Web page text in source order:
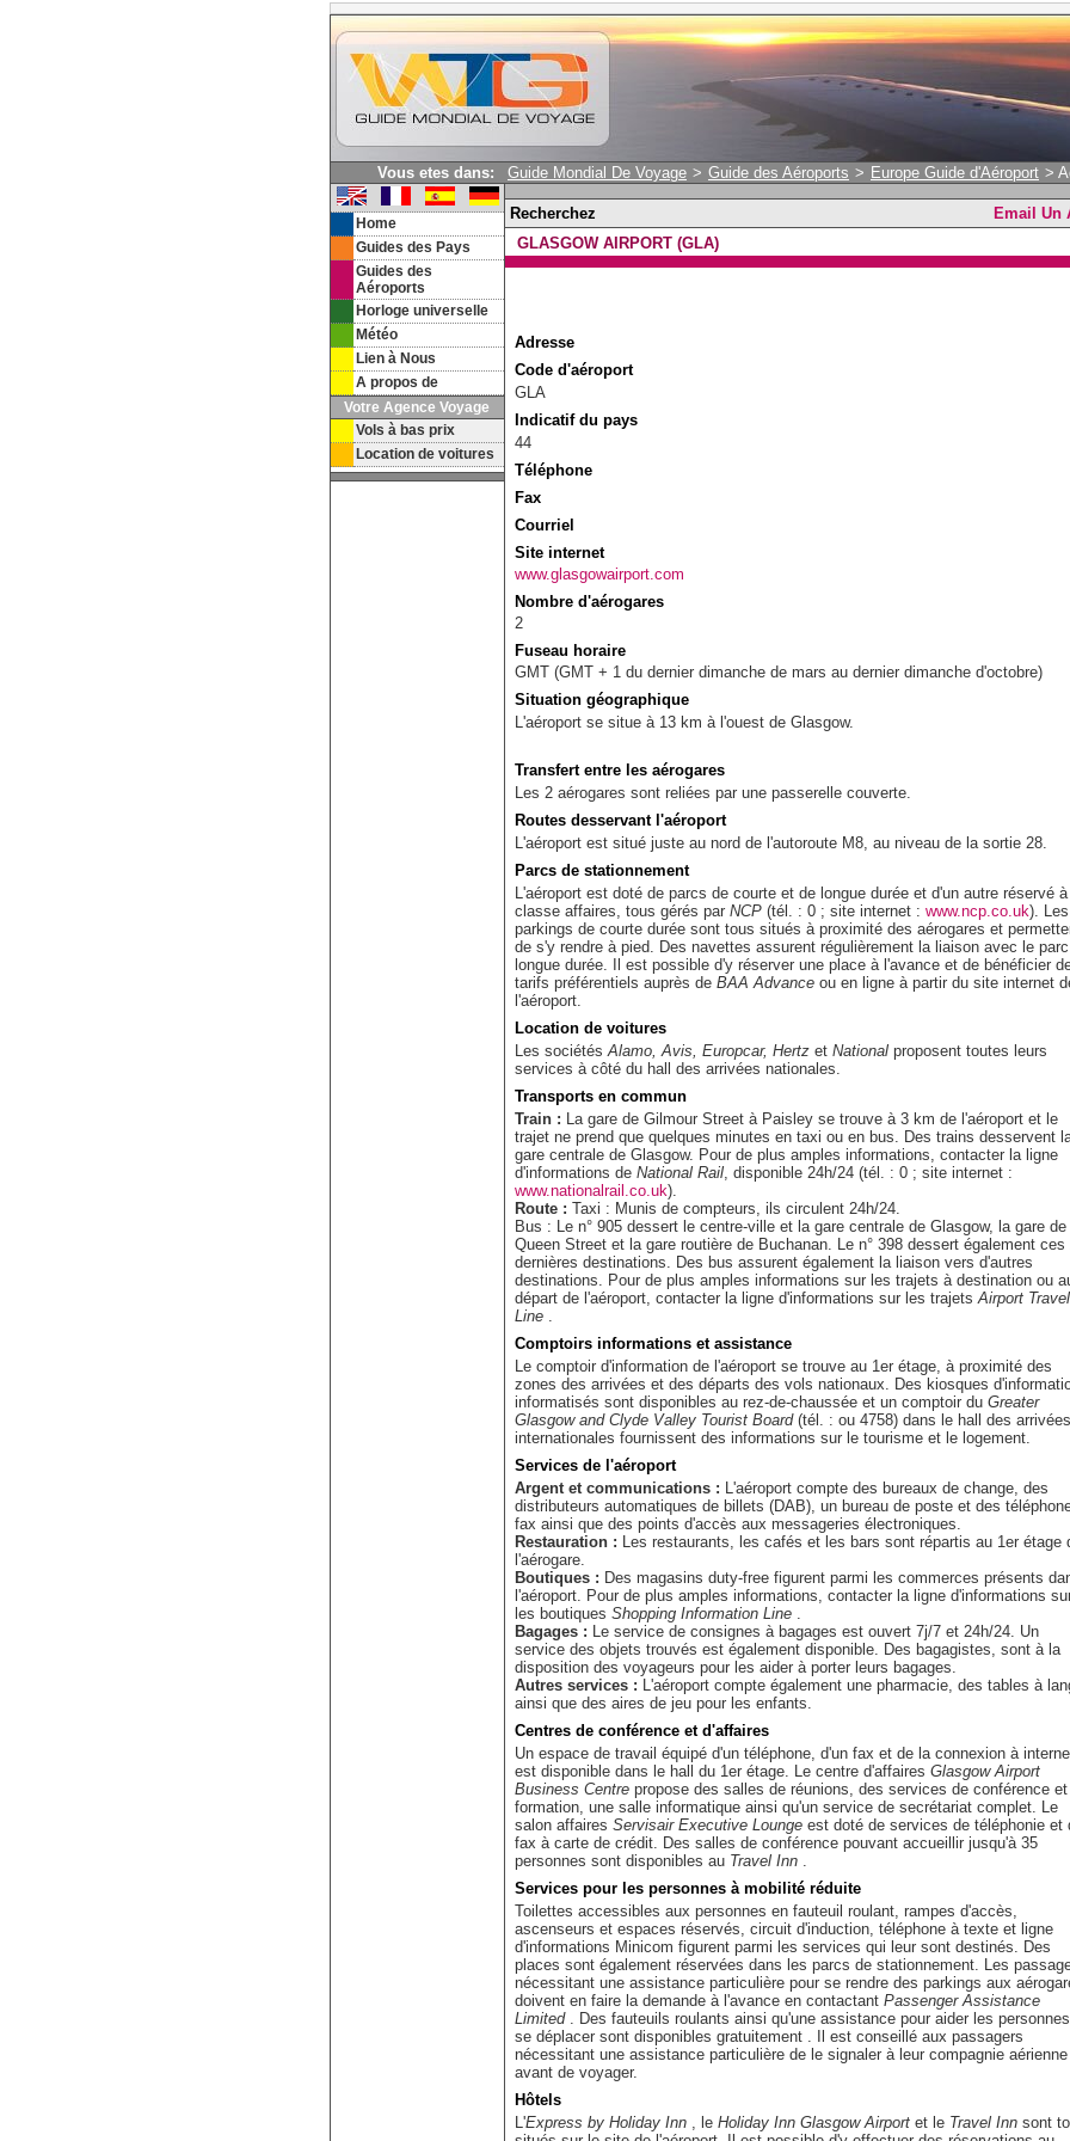
Vous etes dans: Guide Mondial De Voyage > Guide des Aéroports > Europe Guide d'Aéroport >
Home
Guides des Pays
Guides des
Aéroports
Horloge universelle
Météo
Lien à Nous
A propos de
Votre Agence Voyage
Vols à bas prix
Location de voitures
Recherchez
Email Un
GLASGOW AIRPORT (GLA)
Adresse
Code d'aéroport
GLA
Indicatif du pays
44
Téléphone
Fax
Courriel
Site internet
www.glasgowairport.com
Nombre d'aérogares
2
Fuseau horaire
GMT (GMT + 1 du dernier dimanche de mars au dernier dimanche d'octobre)
Situation géographique
L'aéroport se situe à 13 km à l'ouest de Glasgow.
Transfert entre les aérogares
Les 2 aérogares sont reliées par une passerelle couverte.
Routes desservant l'aéroport
L'aéroport est situé juste au nord de l'autoroute M8, au niveau de la sortie 28.
Parcs de stationnement
L'aéroport est doté de parcs de courte et de longue durée et d'un autre réservé
classe affaires, tous gérés par NCP (tél. : 0 ; site internet : www.ncp.co.uk). Les
parkings de courte durée sont tous situés à proximité des aérogares et
de s'y rendre à pied. Des navettes assurent régulièrement la liaison avec le
longue durée. Il est possible d'y réserver une place à l'avance et de bénéficier
tarifs préférentiels auprès de BAA Advance ou en ligne à partir du site internet
l'aéroport.
Location de voitures
Les sociétésAlamo, Avis, Europcar, Hertz et National proposent toutes leurs
services à côté du hall des arrivées nationales.
Transports en commun
Train : La gare de Gilmour Street à Paisley se trouve à 3 km de l'aéroport et le
trajet ne prend que quelques minutes en taxi ou en bus. Des trains desservent
gare centrale de Glasgow. Pour de plus amples informations, contacter la ligne
d'informations de National Rail, disponible 24h/24 (tél. : 0 ; site internet :
www.nationalrail.co.uk).
Route : Taxi : Munis de compteurs, ils circulent 24h/24.
Bus : Le n° 905 dessert le centre-ville et la gare centrale de Glasgow, la gare de
Queen Street et la gare routière de Buchanan. Le n° 398 dessert également ces
dernières destinations. Des bus assurent également la liaison vers d'autres
destinations. Pour de plus amples informations sur les trajets à destination ou
départ de l'aéroport, contacter la ligne d'informations sur les trajetsAirport Travel
Line .
Comptoirs informations et assistance
Le comptoir d'information de l'aéroport se trouve au 1er étage, à proximité des
zones des arrivées et des départs des vols nationaux. Des kiosques
informatisés sont disponibles au rez-de-chaussée et un comptoir du Greater
Glasgow and Clyde Valley Tourist Board(tél. : ou 4758) dans le hall des arrivées
internationales fournissent des informations sur le tourisme et le logement.
Services de l'aéroport
Argent et communications : L'aéroport compte des bureaux de change, des
distributeurs automatiques de billets (DAB), un bureau de poste et des
fax ainsi que des points d'accès aux messageries électroniques.
Restauration : Les restaurants, les cafés et les bars sont répartis au 1er étage
l'aérogare.
Boutiques : Des magasins duty-free figurent parmi les commerces présents
l'aéroport. Pour de plus amples informations, contacter la ligne d'informations
les boutiques Shopping Information Line .
Bagages : Le service de consignes à bagages est ouvert 7j/7 et 24h/24. Un
service des objets trouvés est également disponible. Des bagagistes, sont à la
disposition des voyageurs pour les aider à porter leurs bagages.
Autres services : L'aéroport compte également une pharmacie, des tables à
ainsi que des aires de jeu pour les enfants.
Centres de conférence et d'affaires
Un espace de travail équipé d'un téléphone, d'un fax et de la connexion à
est disponible dans le hall du 1er étage. Le centre d'affaires Glasgow Airport
Business Centre propose des salles de réunions, des services de conférence
formation, une salle informatique ainsi qu'un service de secrétariat complet. Le
salon affaires Servisair Executive Lounge est doté de services de téléphonie et
fax à carte de crédit. Des salles de conférence pouvant accueillir jusqu'à 35
personnes sont disponibles au Travel Inn .
Services pour les personnes à mobilité réduite
Toilettes accessibles aux personnes en fauteuil roulant, rampes d'accès,
ascenseurs et espaces réservés, circuit d'induction, téléphone à texte et ligne
d'informations Minicom figurent parmi les services qui leur sont destinés. Des
places sont également réservées dans les parcs de stationnement. Les
nécessitant une assistance particulière pour se rendre des parkings aux
doivent en faire la demande à l'avance en contactant Passenger Assistance
Limited. Des fauteuils roulants ainsi qu'une assistance pour aider les
se déplacer sont disponibles gratuitement . Il est conseillé aux passagers
nécessitant une assistance particulière de le signaler à leur compagnie aérienne
avant de voyager.
Hôtels
L'Express by Holiday Inn , le Holiday Inn Glasgow Airport et le Travel Inn sont